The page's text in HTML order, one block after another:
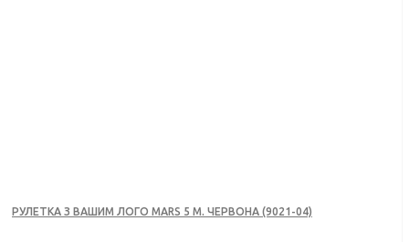
РУЛЕТКА З ВАШИМ ЛОГО MARS 5 М. ЧЕРВОНА (9021-04)